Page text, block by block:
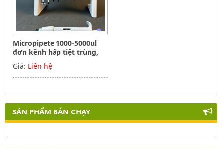
Micropipete 1000-5000ul
đơn kênh hấp tiệt trùng,
Hãng Phoenix instrument
Germany
Giá: Liên hệ
SẢN PHẨM BÁN CHẠY